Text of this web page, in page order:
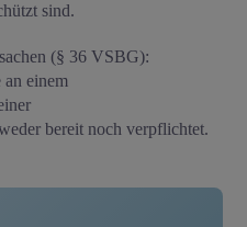
sind.
(§ 36 VSBG):
einem
bereit noch verpflichtet.